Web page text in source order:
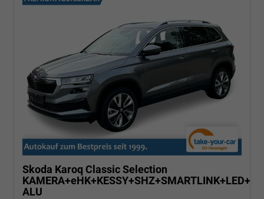
Skoda Karoq Classic Selection
ALU